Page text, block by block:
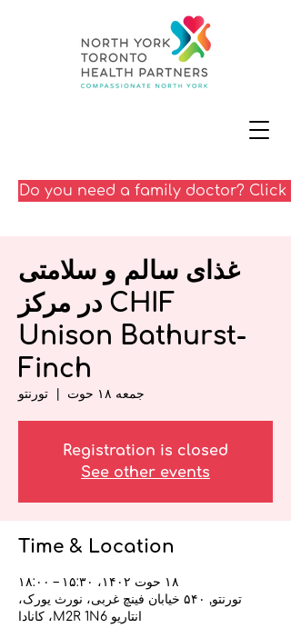
Do you need a family doctor? Click
غذای سالم و سلامتی
CHIF در مرکز
Unison Bathurst-
Finch
جمعه ۱۸ حوت تورنتو
Registration is closed
See other events
Time & Location
۱۸ حوت ۱۴۰۲، ۱۵:۳۰ – ۱۸:۰۰
تورنتو, ۵۴۰ خیابان فینچ غربی، نورث یورک،
انتاریو M2R 1N6، کانادا